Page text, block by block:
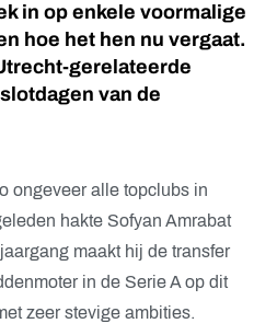
in op enkele voormalige
hoe het hen nu vergaat.
gerelateerde
van de
ongeveer alle topclubs in
hakte Sofyan Amrabat
maakt hij de transfer
in de Serie A op dit
zeer stevige ambities.